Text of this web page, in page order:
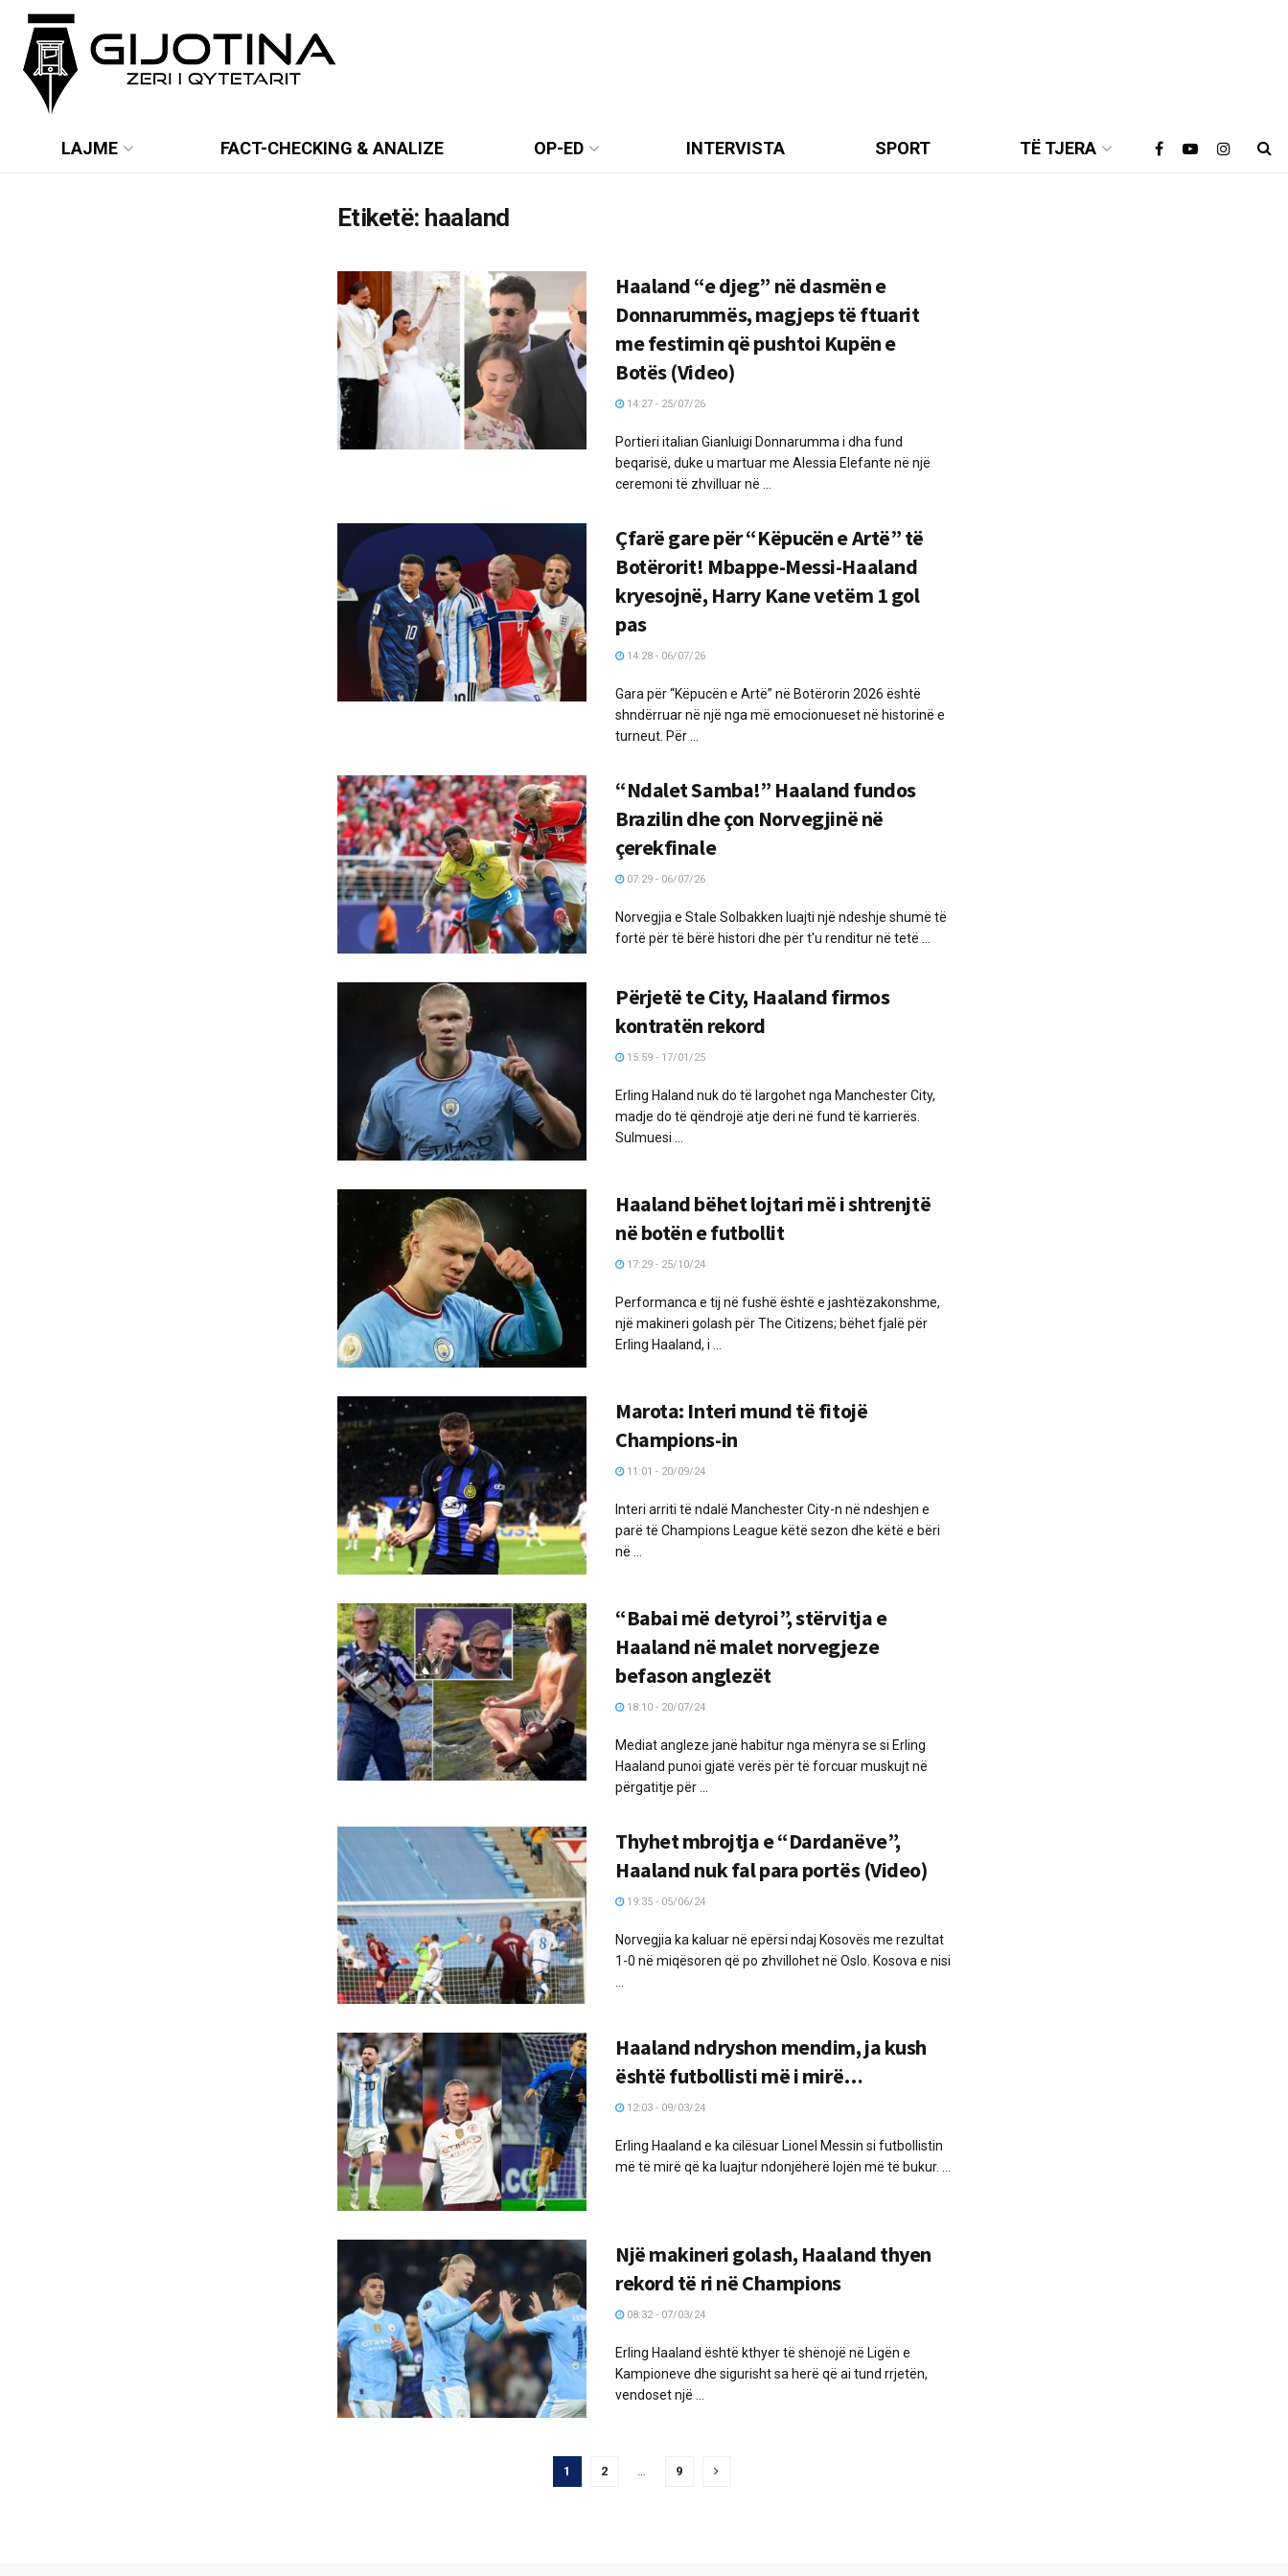
LAJME FACT-CHECKING & ANALIZE OP-ED INTERVISTA SPORT TË TJERA
Etiketë: haaland
Haaland “e djeg” në dasmën e
Donnarummës, magjeps të ftuarit
me festimin që pushtoi Kupën e
Botës (Video)
14:27 - 25/07/26
Portieri italian Gianluigi Donnarumma i dha fund
beqarisë, duke u martuar me Alessia Elefante në një
ceremoni të zhvilluar në ...
Çfarë gare për “Këpucën e Artë” të
Botërorit! Mbappe-Messi-Haaland
kryesojnë, Harry Kane vetëm 1 gol
pas
14:28 - 06/07/26
Gara për “Këpucën e Artë” në Botërorin 2026 është
shndërruar në një nga më emocionueset në historinë e
turneut. Për ...
“Ndalet Samba!” Haaland fundos
Brazilin dhe çon Norvegjinë në
çerekfinale
07:29 - 06/07/26
Norvegjia e Stale Solbakken luajti një ndeshje shumë të
fortë për të bërë histori dhe për t'u renditur në tetë ...
Përjetë te City, Haaland firmos
kontratën rekord
15:59 - 17/01/25
Erling Haland nuk do të largohet nga Manchester City,
madje do të qëndrojë atje deri në fund të karrierës.
Sulmuesi ...
Haaland bëhet lojtari më i shtrenjtë
në botën e futbollit
17:29 - 25/10/24
Performanca e tij në fushë është e jashtëzakonshme,
një makineri golash për The Citizens; bëhet fjalë për
Erling Haaland, i ...
Marota: Interi mund të fitojë
Champions-in
11:01 - 20/09/24
Interi arriti të ndalë Manchester City-n në ndeshjen e
parë të Champions League këtë sezon dhe këtë e bëri
në ...
“Babai më detyroi”, stërvitja e
Haaland në malet norvegjeze
befason anglezët
18:10 - 20/07/24
Mediat angleze janë habitur nga mënyra se si Erling
Haaland punoi gjatë verës për të forcuar muskujt në
përgatitje për ...
Thyhet mbrojtja e “Dardanëve”,
Haaland nuk fal para portës (Video)
19:35 - 05/06/24
Norvegjia ka kaluar në epërsi ndaj Kosovës me rezultat
1-0 në miqësoren që po zhvillohet në Oslo. Kosova e nisi
Haaland ndryshon mendim, ja kush
është futbollisti më i mirë…
12:03 - 09/03/24
Erling Haaland e ka cilësuar Lionel Messin si futbollistin
më të mirë që ka luajtur ndonjëherë lojën më të bukur. ...
Një makineri golash, Haaland thyen
rekord të ri në Champions
08:32 - 07/03/24
Erling Haaland është kthyer të shënojë në Ligën e
Kampioneve dhe sigurisht sa herë që ai tund rrjetën,
vendoset një ...
1 2 … 9